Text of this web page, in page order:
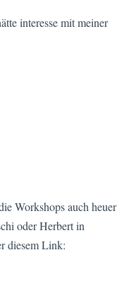
interesse mit meiner
Workshops auch heuer
oder Herbert in
diesem Link: